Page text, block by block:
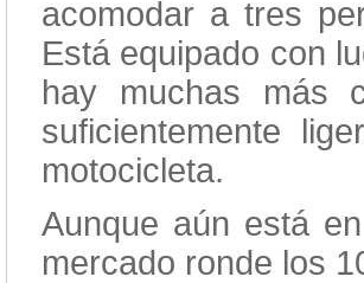
acomodar a tres
Está equipado con
hay muchas más
suficientemente
motocicleta.
Aunque aún está
mercado ronde los